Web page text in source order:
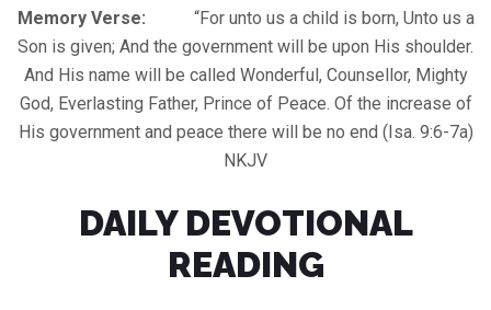
Memory Verse: “For unto us a child is born, Unto us a
Son is given; And the government will be upon His shoulder.
And His name will be called Wonderful, Counsellor, Mighty
God, Everlasting Father, Prince of Peace. Of the increase of
His government and peace there will be no end (Isa. 9:6-7a)
NKJV
DAILY DEVOTIONAL
READING